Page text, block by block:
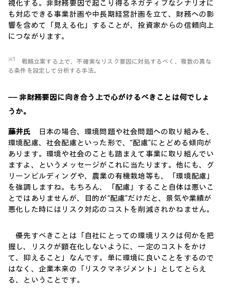
視化する。非財務要因で起こり得るネガティブなシナリオに
も対応できる事業計画や中長期経営計画を立て、財務への影
響を含めて「見える化」することが、投資家からの信頼向上
につながります。
※1
戦略立案する上で、不確実なリスク要因に対処するべく、複数の異な
る条件を設定して分析する手法。
―― 非財務要因に向き合う上で心がけるべきことは何でしょ
うか。
藤井氏 日本の場合、環境問題や社会問題への取り組みを、
環境配慮、社会配慮といった形で、“配慮”にとどめる傾向が
あります。環境や社会のことも踏まえて事業に取り組んでい
ますよ、というメッセージがこれに当たります。他にも、グ
リーンビルディングや、農業の有機栽培等も、「環境配慮」
を強調しますね。もちろん、「配慮」すること自体は悪いこ
とではありませんが、目的が“配慮”だけだと、景気や業績が
悪化した時にはリスク対応のコストを削減されかねません。
優先すべきことは「自社にとっての環境リスクは何かを把
握し、リスクが顕在化しないように、一定のコストをかけ
て、抑えること」なんです。単に環境に良いことをするので
はなく、企業本来の「リスクマネジメント」としてとらえ
る、ということです。